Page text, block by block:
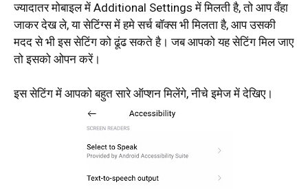
ज्यादातर मोबाइल में Additional Settings में मिलती है, तो आप वँहा
जाकर देख ले, या सेटिंग्स में हमे सर्च बॉक्स भी मिलता है, आप उसकी
मदद से भी इस सेटिंग को ढूंढ सकते है। जब आपको यह सेटिंग मिल जाए
तो इसको ओपन करें।
इस सेटिंग में आपको बहुत सारे ऑप्शन मिलेंगे, नीचे इमेज में देखिए।